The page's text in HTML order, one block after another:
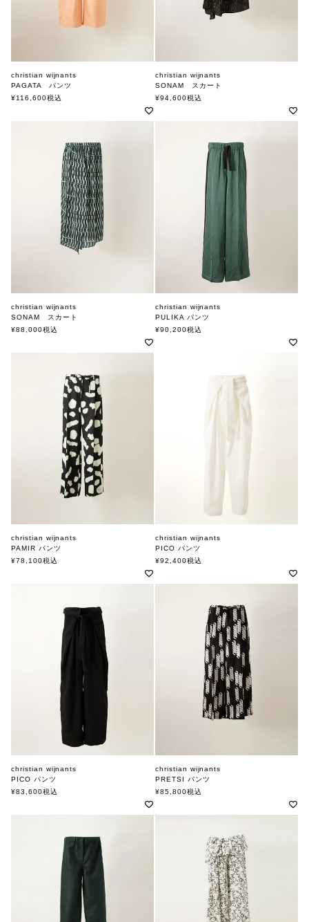
christian wijnants
PAGATA パンツ
クリスチャンワイナンツ
¥116,600税込
christian wijnants
SONAM スカート
クリスチャンワイナンツ
¥94,600税込
christian wijnants
SONAM スカート
クリスチャンワイナンツ
¥88,000税込
christian wijnants
PULIKA パンツ
クリスチャンワイナンツ
¥90,200税込
christian wijnants
PAMIR パンツ
クリスチャンワイナンツ
¥78,100税込
christian wijnants
PICO パンツ
クリスチャンワイナンツ
¥92,400税込
christian wijnants
PICO パンツ
クリスチャンワイナンツ
¥83,600税込
christian wijnants
PRETSI パンツ
クリスチャンワイナンツ
¥85,800税込